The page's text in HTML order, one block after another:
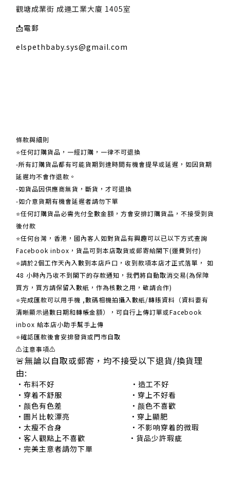
觀塘成業街 成運工業大廈 1405室
📩電郵
elspethbaby.sys@gmail.com
條款與細則
⭐任何訂購貨品，一經訂購，一律不可退換
-所有訂購貨品都有可能貨期到達時間有機會提早或延遲，如因貨期
延遲均不會作退款。
-如貨品因供應商無貨，斷貨，才可退換
-如介意貨期有機會延遲者請勿下單
⭐任何訂購貨品必需先付全數金額，方會安排訂購貨品，不接受到貨
後付款
⭐任何台灣，香港，國內客人如對貨品有興趣可以已以下方式查詢
Facebook inbox，貨品可到本店取貨或郵寄給閣下(運費到付)
​​⭐請於2個工作天內入數到本店戶口，收到款項本店才正式落單， 如
48 小時內乃收不到閣下的存款通知，我們將自動取消交易(為保障
買方，買方請保留入數紙，作為核數之用，敬請合作)
⭐完成匯款可以用手機 ,數碼相機拍攝入數紙/轉賬資料（資料要有
清晰顯示過數日期和轉帳金額），可自行上傳訂單或Facebook
inbox 給本店小助手幫手上傳
⭐確認匯款後會安排發貨或門市自取
⚠注意事項⚠
🚨無論以自取或郵寄，均不接受以下退貨/換貨理
由:
•布料不好 •造工不好
•穿着不舒服 •穿上不好看
•颜色有色差 •颜色不喜歡
•圖片比較漂亮 •穿上顯肥
•太瘦不合身 •不影响穿着的微瑕
•客人觀點上不喜歡 •貨品少許瑕疵
•完美主意者請勿下單